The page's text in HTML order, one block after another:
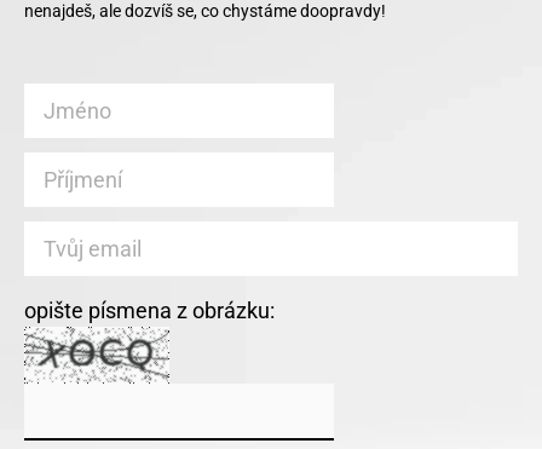
nenajdeš, ale dozvíš se, co chystáme doopravdy!
opište písmena z obrázku: